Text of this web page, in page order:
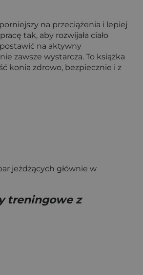
na przeciążenia i lepiej
tak, aby rozwijała ciało
na aktywny
zawsze wystarcza. To książka
konia zdrowo, bezpiecznie i z
jeżdżących głównie w
treningowe z